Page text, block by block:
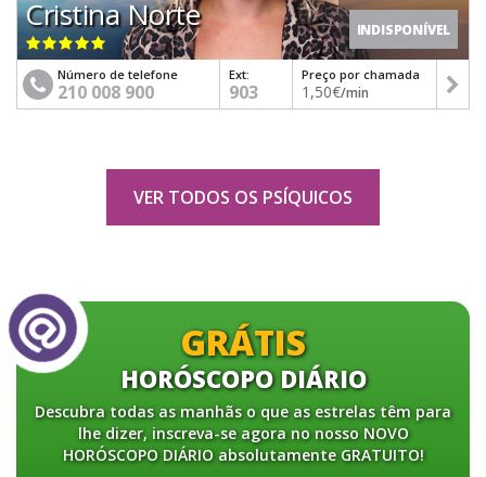
INDISPONÍVEL
Cristina Norte
Número de telefone
210 008 900
Ext:
903
Preço por chamada
1,50€/min
VER TODOS OS PSÍQUICOS
GRÁTIS
HORÓSCOPO DIÁRIO
Descubra todas as manhãs o que as estrelas têm para
lhe dizer, inscreva-se agora no nosso NOVO
HORÓSCOPO DIÁRIO absolutamente GRATUITO!